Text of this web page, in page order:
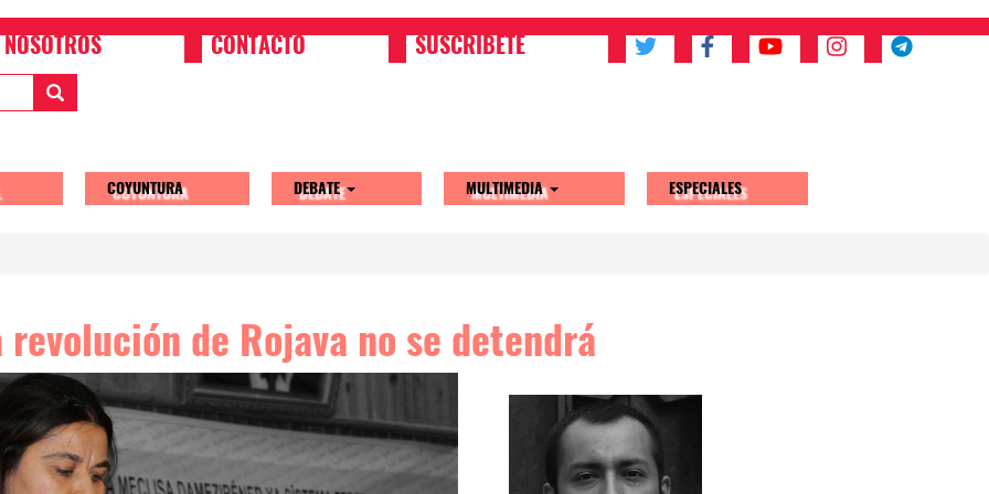
NOSOTROS CONTACTO SUSCRIBETE
COYUNTURA DEBATE MULTIMEDIA ESPECIALES
revolución de Rojava no se detendrá